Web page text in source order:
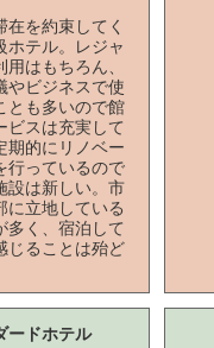
在を約束してく
ホテル。レジャ
用はもちろん、
やビジネスで使
とも多いので館
ビスは充実して
期的にリノベー
行っているので
設は新しい。市
に立地している
多く、宿泊して
じることは殆ど
ードホテル